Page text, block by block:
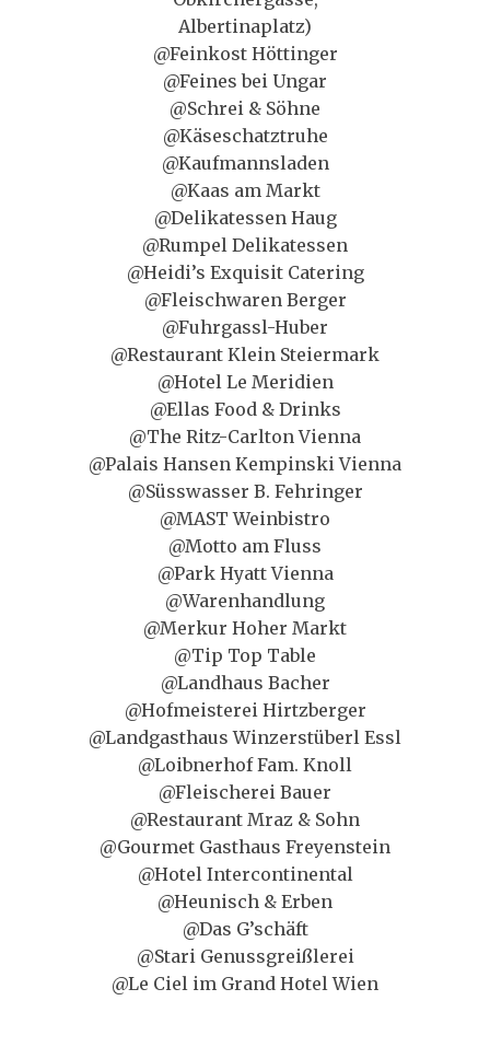
Albertinaplatz)
@Feinkost Höttinger
@Feines bei Ungar
@Schrei & Söhne
@Käseschatztruhe
@Kaufmannsladen
@Kaas am Markt
@Delikatessen Haug
@Rumpel Delikatessen
@Heidi’s Exquisit Catering
@Fleischwaren Berger
@Fuhrgassl-Huber
@Restaurant Klein Steiermark
@Hotel Le Meridien
@Ellas Food & Drinks
@The Ritz-Carlton Vienna
@Palais Hansen Kempinski Vienna
@Süsswasser B. Fehringer
@MAST Weinbistro
@Motto am Fluss
@Park Hyatt Vienna
@Warenhandlung
@Merkur Hoher Markt
@Tip Top Table
@Landhaus Bacher
@Hofmeisterei Hirtzberger
@Landgasthaus Winzerstüberl Essl
@Loibnerhof Fam. Knoll
@Fleischerei Bauer
@Restaurant Mraz & Sohn
@Gourmet Gasthaus Freyenstein
@Hotel Intercontinental
@Heunisch & Erben
@Das G’schäft
@Stari Genussgreißlerei
@Le Ciel im Grand Hotel Wien